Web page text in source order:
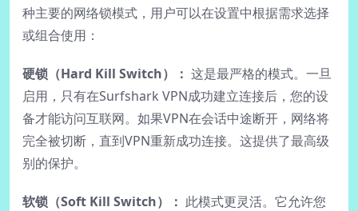
种主要的网络锁模式，用户可以在设置中根据需求选择
或组合使用：
硬锁（Hard Kill Switch）： 这是最严格的模式。一旦
启用，只有在Surfshark VPN成功建立连接后，您的设
备才能访问互联网。如果VPN在会话中途断开，网络将
完全被切断，直到VPN重新成功连接。这提供了最高级
别的保护。
软锁（Soft Kill Switch）： 此模式更灵活。它允许您